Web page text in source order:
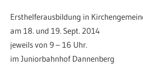
Ersthelferausbildung in
am 18. und 19. Sept. 2014
jeweils von 9 – 16 Uhr.
im Juniorbahnhof Dannenberg